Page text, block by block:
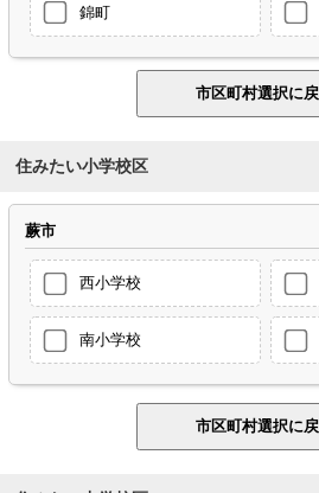
錦町
住みたい小学校区
蕨市
西小学校
南小学校